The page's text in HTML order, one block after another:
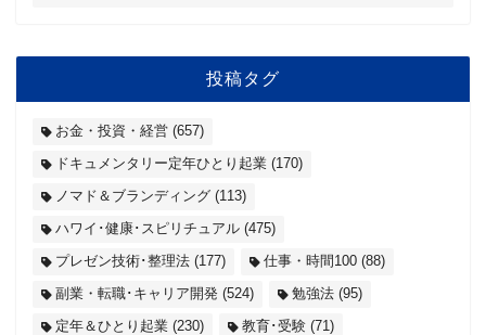
投稿タグ
お金・投資・経営 (657)
ドキュメンタリー定年ひとり起業 (170)
ノマド＆ブランディング (113)
ハワイ･健康･スピリチュアル (475)
プレゼン技術･整理法 (177) 仕事・時間100 (88)
副業・転職･キャリア開発 (524) 勉強法 (95)
定年＆ひとり起業 (230) 教育･受験 (71)